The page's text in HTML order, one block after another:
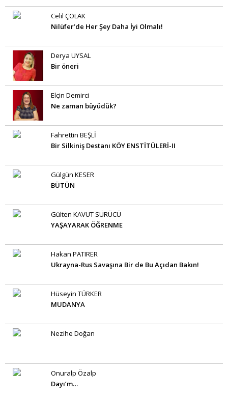
Celil ÇOLAK
Nilüfer’de Her Şey Daha İyi Olmalı!
Derya UYSAL
Bir öneri
Elçin Demirci
Ne zaman büyüdük?
Fahrettin BEŞLİ
Bir Silkiniş Destanı KÖY ENSTİTÜLERİ-II
Gülgün KESER
BÜTÜN
Gülten KAVUT SÜRÜCÜ
YAŞAYARAK ÖĞRENME
Hakan PATIRER
Ukrayna-Rus Savaşına Bir de Bu Açıdan Bakın!
Hüseyin TÜRKER
MUDANYA
Nezihe Doğan
Onuralp Özalp
Dayı’m…